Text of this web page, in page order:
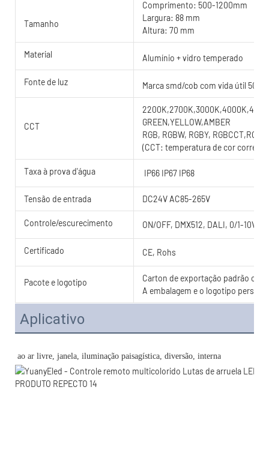
Tamanho
Comprimento: 500-1200mm
Largura: 88 mm
Altura: 70 mm
Material Alumínio + vidro temperado
Fonte de luz Marca smd/cob com vida útil
CCT
GREEN,YELLOW,AMBER
RGB, RGBW, RGBY,
(CCT: temperatura de cor
Taxa à prova d'água IP66 IP67 IP68
Tensão de entrada DC24V AC85-265V
Controle/escurecimento ON/OFF, DMX512, DALI, 0/1-10V,
Certificado CE, Rohs
Pacote e logotipo
Carton de exportação padrão
A embalagem e o logotipo
Aplicativo